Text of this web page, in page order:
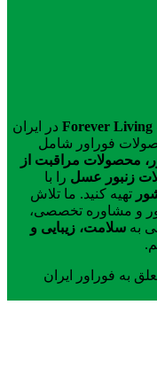
Forever Living در ایران
فوراور شامل
محصولات مراقبت از
زنبور عسل را با
تهیه کنید. ما تلاش
و مشاوره تخصصی،
به سلامت، زیبایی و
به فوراور ایران